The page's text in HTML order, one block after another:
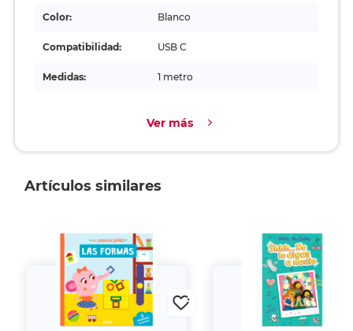
Color: Blanco
Compatibilidad: USB C
Medidas: 1 metro
Ver más
Artículos similares